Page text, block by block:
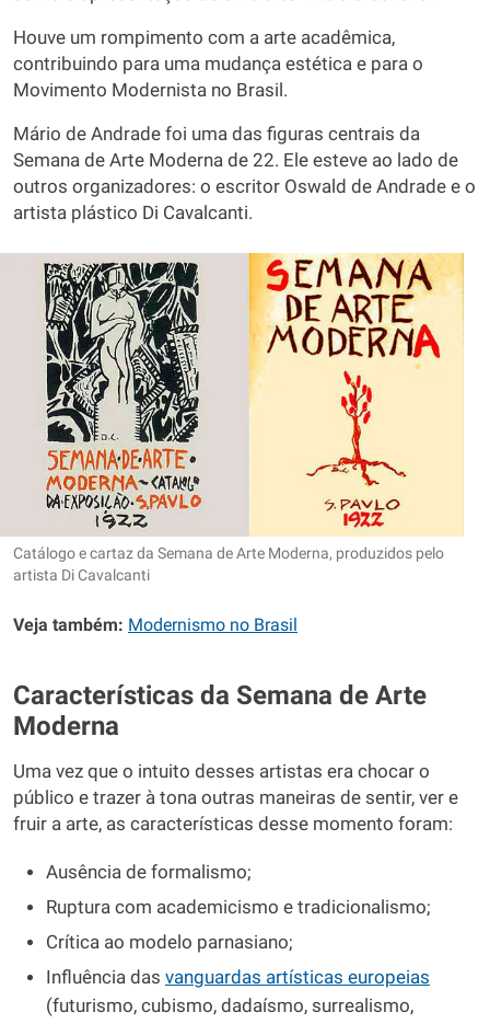
Houve um rompimento com a arte acadêmica,
contribuindo para uma mudança estética e para o
Movimento Modernista no Brasil.
Mário de Andrade foi uma das figuras centrais da
Semana de Arte Moderna de 22. Ele esteve ao lado de
outros organizadores: o escritor Oswald de Andrade e o
artista plástico Di Cavalcanti.
Catálogo e cartaz da Semana de Arte Moderna, produzidos pelo
artista Di Cavalcanti
Veja também: Modernismo no Brasil
Características da Semana de Arte
Moderna
Uma vez que o intuito desses artistas era chocar o
público e trazer à tona outras maneiras de sentir, ver e
fruir a arte, as características desse momento foram:
Ausência de formalismo;
Ruptura com academicismo e tradicionalismo;
Crítica ao modelo parnasiano;
Influência das vanguardas artísticas europeias
(futurismo, cubismo, dadaísmo, surrealismo,